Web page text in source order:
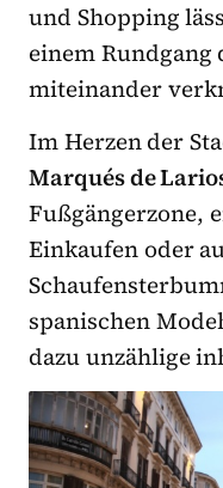
und Shopping
einem Rundgang
miteinander
Im Herzen der
Marqués de
Fußgängerzone,
Einkaufen oder
spanischen
dazu unzählige